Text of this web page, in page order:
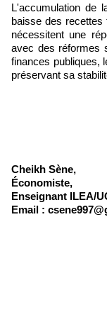
L'accumulation de
baisse des
nécessitent une
avec des réformes
finances publiques,
préservant sa
Cheikh Sène,
Économiste,
Enseignant ILEA/
Email :